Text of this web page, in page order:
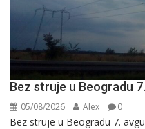
Bez struje u Beogradu
05/08/2026 Alex 0
Bez struje u Beogradu 7.